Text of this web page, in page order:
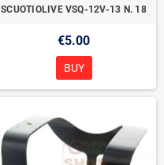
SCUOTIOLIVE VSQ-12V-13 N. 18
€5.00
BUY